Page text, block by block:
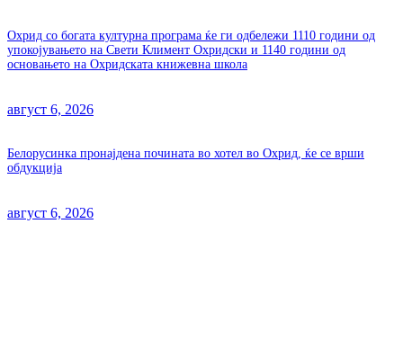
Охрид со богата културна програма ќе ги одбележи 1110 години од
упокојувањето на Свети Климент Охридски и 1140 години од
основањето на Охридската книжевна школа
август 6, 2026
Белорусинка пронајдена почината во хотел во Охрид, ќе се врши
обдукција
август 6, 2026